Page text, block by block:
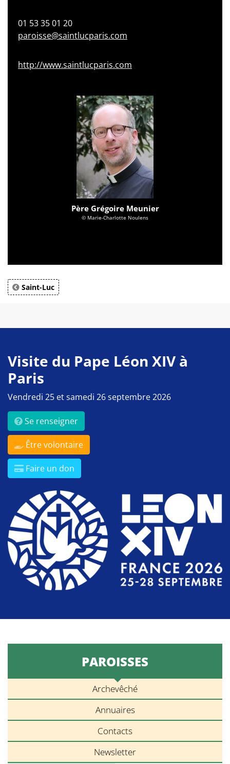
01 53 35 01 20
paroisse@saintlucparis.com
http://www.saintlucparis.com
Père Grégoire Meunier
© Marie-Charlotte Noulens
Saint-Luc
Visite du Pape Léon XIV à
Paris
Vendredi 25 et samedi 26 septembre 2026
Se renseigner
Être volontaire
Faire un don
PAROISSES
Archevêché
Annuaires
Contacts
Newsletter